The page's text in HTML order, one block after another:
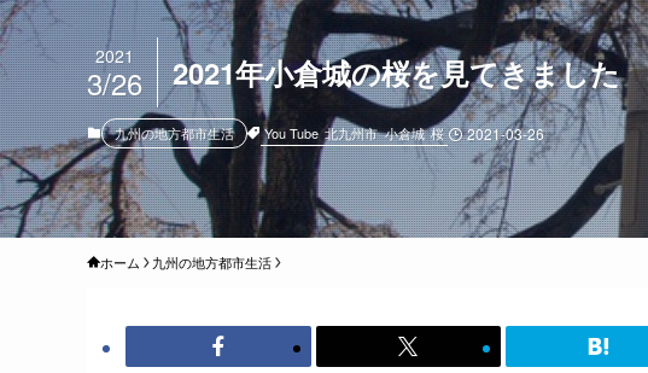
2021年小倉城の桜を見てきました
2021
3/26
九州の地方都市生活 You Tube 北九州市 小倉城 桜 2021-03-26
ホーム 九州の地方都市生活